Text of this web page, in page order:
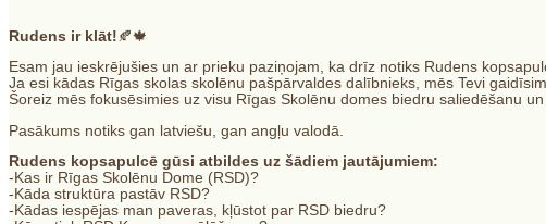
Rudens ir klāt! 🍂🍁
Esam jau ieskrējušies un ar prieku paziņojam, ka drīz notiks Rudens
Ja esi kādas Rīgas skolas skolēnu pašpārvaldes dalībnieks, mēs Tevi
Šoreiz mēs fokusēsimies uz visu Rīgas Skolēnu domes biedru saliedēšanu
Pasākums notiks gan latviešu, gan angļu valodā.
Rudens kopsapulcē gūsi atbildes uz šādiem jautājumiem:
-Kas ir Rīgas Skolēnu Dome (RSD)?
-Kāda struktūra pastāv RSD?
-Kādas iespējas man paveras, kļūstot par RSD biedru?